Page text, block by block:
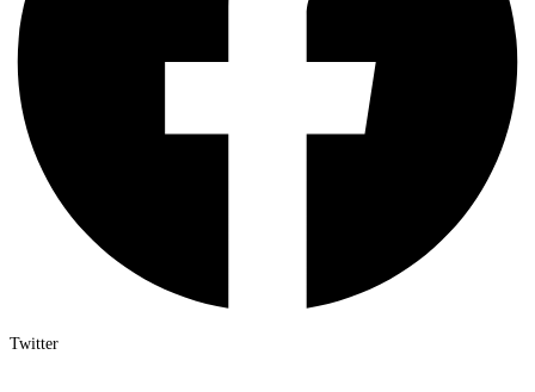
Twitter